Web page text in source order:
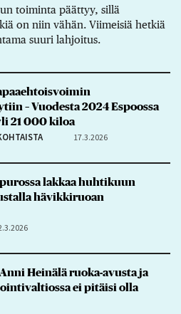
toiminta päättyy, sillä
on niin vähän. Viimeisiä hetkiä
suuri lahjoitus.
– Vuodesta 2024 Espoossa
21 000 kiloa
17.3.2026
lakkaa huhtikuun
hävikkiruoan
Heinälä ruoka-avusta ja
ei pitäisi olla